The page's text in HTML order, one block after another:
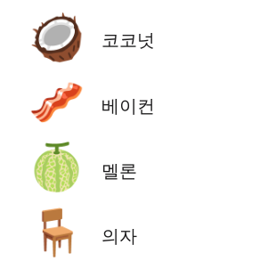
🥥 코코넛
🥓 베이컨
🍈 멜론
🪑 의자